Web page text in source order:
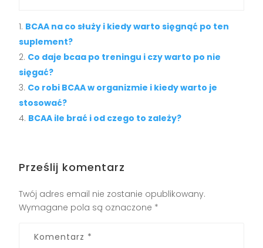
BCAA na co służy i kiedy warto sięgnąć po ten
suplement?
Co daje bcaa po treningu i czy warto po nie
sięgać?
Co robi BCAA w organizmie i kiedy warto je
stosować?
BCAA ile brać i od czego to zależy?
Prześlij komentarz
Twój adres email nie zostanie opublikowany.
Wymagane pola są oznaczone *